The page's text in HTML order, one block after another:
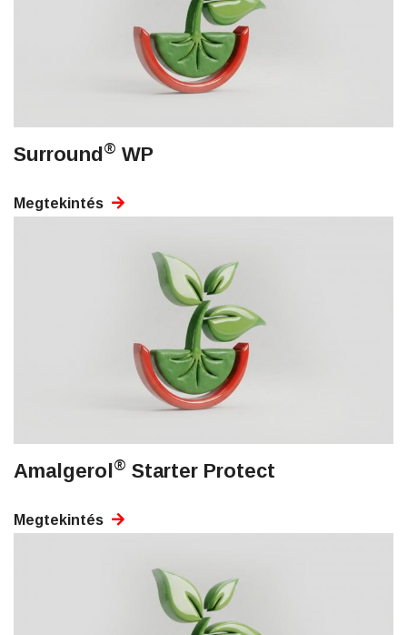
Surround® WP
Megtekintés
Amalgerol® Starter Protect
Megtekintés